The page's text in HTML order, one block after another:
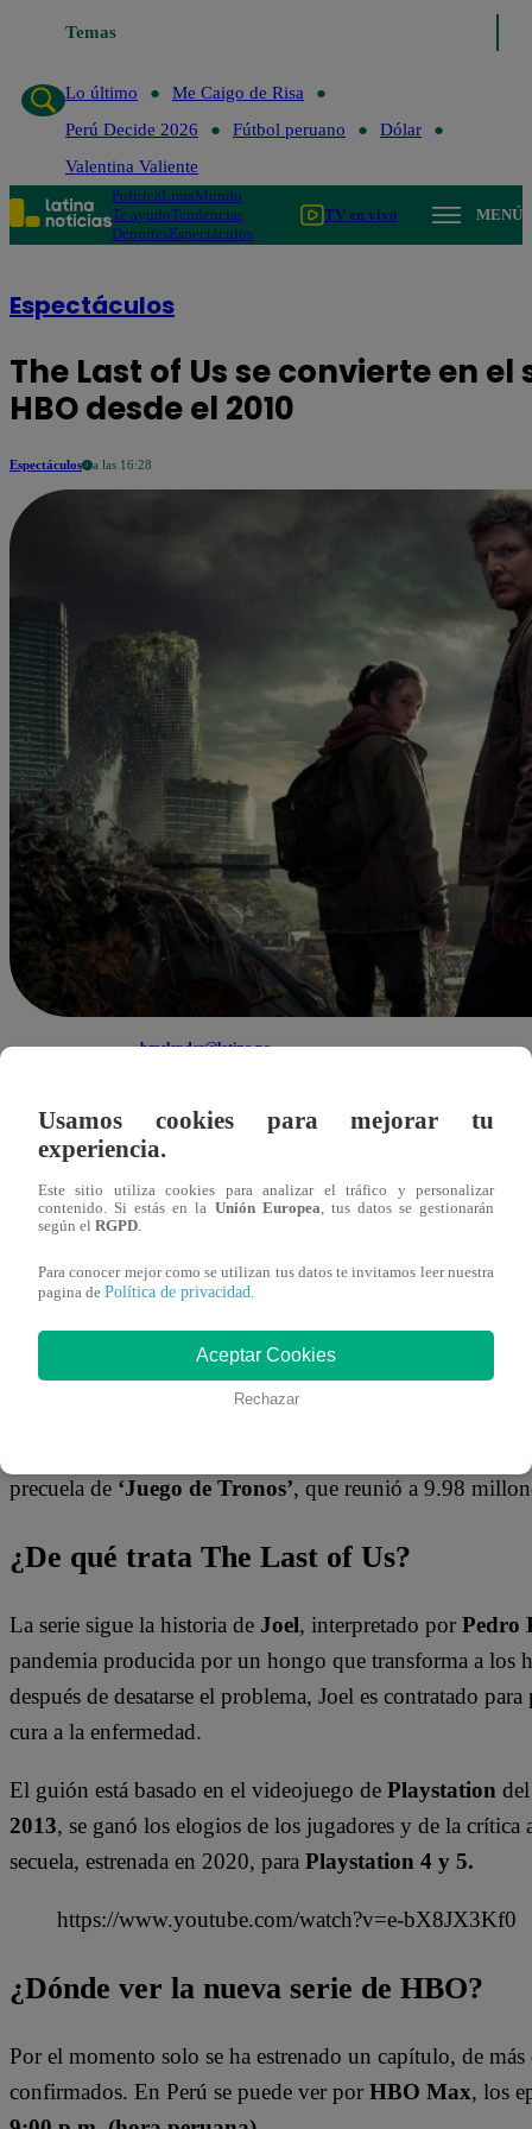
Temas
Lo último
Me Caigo de Risa
Perú Decide 2026
Fútbol peruano
Dólar
Valentina Valiente
PolíticaLimaMundo
Te ayudoTendencias
DeportesEspectáculos
TV en vivo MENÚ
Espectáculos
The Last of Us se convierte en
HBO desde el 2010
Espectáculos a las 16:28
bmelendez@latina.pe
The Last of Usllegó a
de la crítica y los fanáticos. La popularidad de esta
segundo mejor estreno de la cadena de televisión desde
De acuerdo con el medioDeadline
televisión y la plataforma de streaming
precuela de ‘Juego de Tronos’, que reunió a 9.98
¿De qué trata The Last of Us?
La serie sigue la historia de Joel, interpretado por Pedro
pandemia producida por un hongo que transforma a los
después de desatarse el problema, Joel es contratado para
cura a la enfermedad.
El guión está basado en el videojuego de Playstation
2013, se ganó los elogios de los jugadores y de la
secuela, estrenada en 2020, para Playstation 4 y 5.
https://www.youtube.com/watch?v=e-bX8JX3Kf0
¿Dónde ver la nueva serie de HBO?
Por el momento solo se ha estrenado un capítulo, de
confirmados. En Perú se puede ver por HBO Max, los
Usamos cookies para mejorar tu
experiencia.
Este sitio utiliza cookies para analizar el tráfico y personalizar
contenido. Si estás en la Unión Europea , tus datos se gestionarán
según el RGPD
Para conocer mejor como se utilizan tus datos te invitamos leer nuestra
pagina de Política de privacidad
Aceptar Cookies
Rechazar